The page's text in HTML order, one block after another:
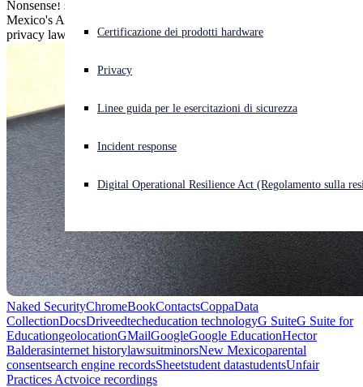
Cyberattacco in corso? Ottieni assistenza immediata
Accedi
Open search
Italiano Open language switcher
Certificazione dei prodotti hardware
Privacy
Linee guida per le esercitazioni di sicurezza
Incident response
Digital Operational Resilience Act (Regolamento sulla
Nonsense! says Google in response to a lawsuit filed by New
Mexico's AG, which accuses Google of violating COPPA's child
privacy laws.
Naked SecurityChromeBookContactsCoppaData
CollectionDocsDriveedtecheducation technologyG SuiteG Suite for
EducationgeolocationGMailGoogleGoogle EducationHector
Balderasinternet historylawsuitminorsNew Mexicoparental
consentsearch engine recordsSheetstudent datastudentsUnfair
Practices Actvoice recordings